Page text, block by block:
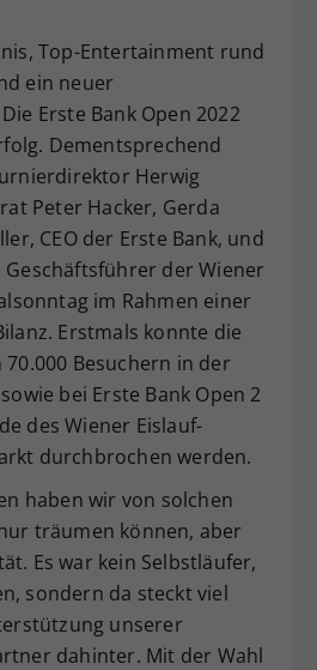
Top-Entertainment rund
ein neuer
Erste Bank Open 2022
Dementsprechend
Herwig
Peter Hacker, Gerda
CEO der Erste Bank, und
Geschäftsführer der Wiener
im Rahmen einer
Erstmals konnte die
70.000 Besuchern in der
bei Erste Bank Open 2
des Wiener Eislauf-
durchbrochen werden.
haben wir von solchen
träumen können, aber
Es war kein Selbstläufer,
sondern da steckt viel
unserer
dahinter. Mit der Wahl
Unter anderem eine
generierte ID, für die
Speicherung Ihrer
Einstellungen, falls der
Betreiber dies eingestellt